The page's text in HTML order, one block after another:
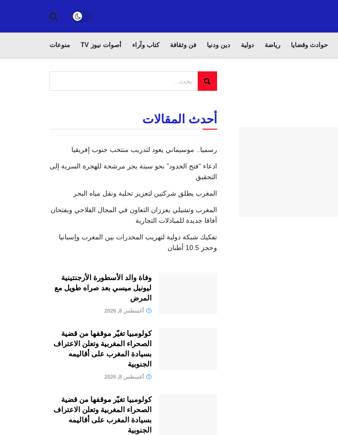
حوادث وقضايا رياضة دولية دين ودنيا فن وثقافة كتاب وآراء أصوات نيوز TV منوعات
أحدث المقالات
رسميا.. موسيماني يعود لتدريب منتخب جنوب إفريقيا
ادعاء “فتح الحدود” نحو سبتة يجر مرشحة للهجرة السرية إلى
التحقيق
المغرب يطلق شركتين لتعزيز تحلية ونقل مياه البحر
المغرب وتشيلي يعززان التعاون في المجال الفلاحي ويفتحان
آفاقا جديدة للمبادلات التجارية
تفكيك شبكة دولية لتهريب المخدرات بين المغرب وإسبانيا
وحجز 10.5 أطنان
وفاة والد الأسطورة الأرجنتينية
ليونيل ميسي بعد صراه طويل مع
المرض
أغسطس 8, 2026
كولومبيا تغيّر موقفها من قضية
الصحراء المغربية وتعلن الاعتراف
بسيادة المغرب على أقاليمه
الجنوبية
أغسطس 8, 2026
كولومبيا تغيّر موقفها من قضية
الصحراء المغربية وتعلن الاعتراف
بسيادة المغرب على أقاليمه
الجنوبية